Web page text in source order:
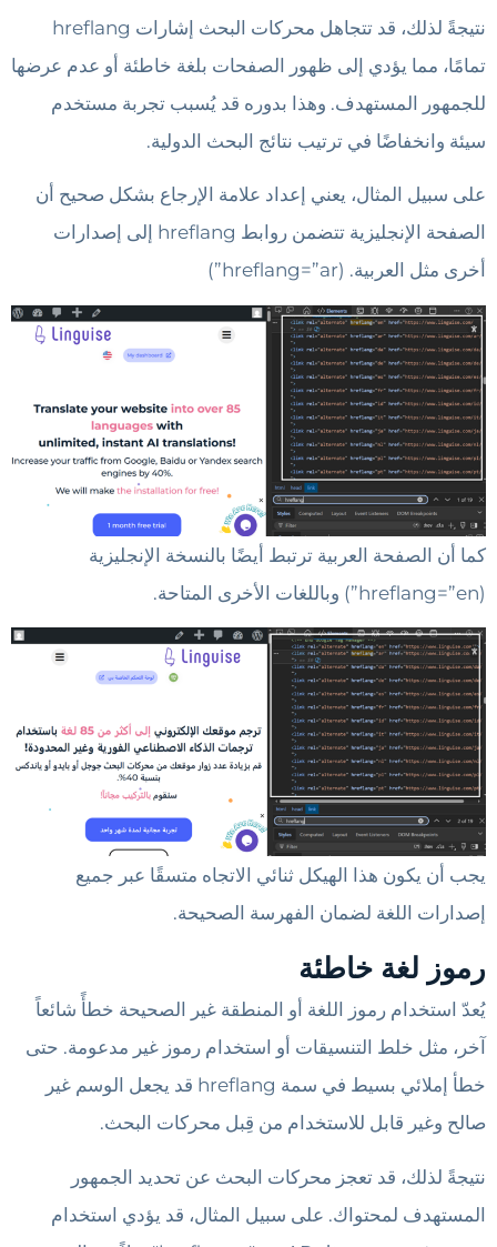
نتيجةً لذلك، قد تتجاهل محركات البحث إشارات hreflang
تمامًا، مما يؤدي إلى ظهور الصفحات بلغة خاطئة أو عدم عرضها
للجمهور المستهدف. وهذا بدوره قد يُسبب تجربة مستخدم
سيئة وانخفاضًا في ترتيب نتائج البحث الدولية.
على سبيل المثال، يعني إعداد علامة الإرجاع بشكل صحيح أن
الصفحة الإنجليزية تتضمن روابط hreflang إلى إصدارات
أخرى مثل العربية. (hreflang=”ar”)
كما أن الصفحة العربية ترتبط أيضًا بالنسخة الإنجليزية
(
hreflang=”en” ) وباللغات الأخرى المتاحة.
يجب أن يكون هذا الهيكل ثنائي الاتجاه متسقًا عبر جميع
إصدارات اللغة لضمان الفهرسة الصحيحة.
رموز لغة خاطئة
يُعدّ استخدام رموز اللغة أو المنطقة غير الصحيحة خطأً شائعاً
آخر، مثل خلط التنسيقات أو استخدام رموز غير مدعومة. حتى
خطأ إملائي بسيط في سمة hreflang قد يجعل الوسم غير
صالح وغير قابل للاستخدام من قِبل محركات البحث.
نتيجةً لذلك، قد تعجز محركات البحث عن تحديد الجمهور
المستهدف لمحتواك. على سبيل المثال، قد يؤدي استخدام